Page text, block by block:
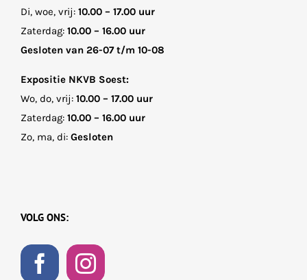
Di, woe, vrij: 10.00 – 17.00 uur
Zaterdag: 10.00 – 16.00 uur
Gesloten van 26-07 t/m 10-08
Expositie NKVB Soest:
Wo, do, vrij: 10.00 – 17.00 uur
Zaterdag: 10.00 – 16.00 uur
Zo, ma, di: Gesloten
VOLG ONS: